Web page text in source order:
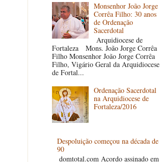
Monsenhor João Jorge
Corrêa Filho: 30 anos
de Ordenação
Sacerdotal
Arquidiocese de
Fortaleza Mons. João Jorge Corrêa
Filho Monsenhor João Jorge Corrêa
Filho, Vigário Geral da Arquidiocese
de Fortal...
Ordenação Sacerdotal
na Arquidiocese de
Fortaleza/2016
Despoluição começou na década de
90
domtotal.com Acordo assinado em